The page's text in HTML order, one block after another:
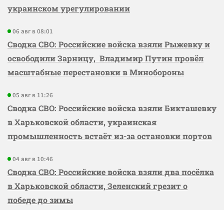
украинском урегулировании
06 авг в 08:01
Сводка СВО: Российские войска взяли Рыжевку и
освободили Зарницу, Владимир Путин провёл
масштабные перестановки в Минобороны
05 авг в 11:26
Сводка СВО: Российские войска взяли Бикташевку
в Харьковской области, украинская
промышленность встаёт из-за остановки портов
04 авг в 10:46
Сводка СВО: Российские войска взяли два посёлка
в Харьковской области, Зеленский грезит о
победе до зимы